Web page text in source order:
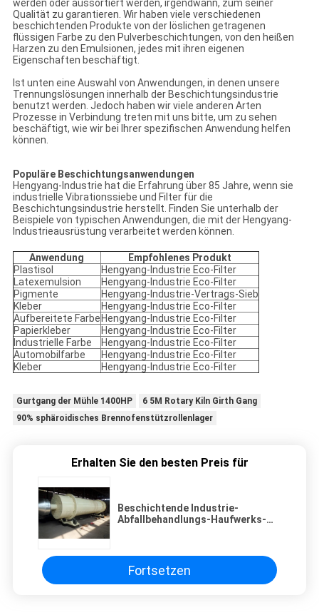
werden oder aussortiert werden, irgendwann, zum seiner
Qualität zu garantieren. Wir haben viele verschiedenen
beschichtenden Produkte von der löslichen getragenen
flüssigen Farbe zu den Pulverbeschichtungen, von den heißen
Harzen zu den Emulsionen, jedes mit ihren eigenen
Eigenschaften beschäftigt.
Ist unten eine Auswahl von Anwendungen, in denen unsere
Trennungslösungen innerhalb der Beschichtungsindustrie
benutzt werden. Jedoch haben wir viele anderen Arten
Prozesse in Verbindung treten mit uns bitte, um zu sehen
beschäftigt, wie wir bei Ihrer spezifischen Anwendung helfen
können.
Populäre Beschichtungsanwendungen
Hengyang-Industrie hat die Erfahrung über 85 Jahre, wenn sie
industrielle Vibrationssiebe und Filter für die
Beschichtungsindustrie herstellt. Finden Sie unterhalb der
Beispiele von typischen Anwendungen, die mit der Hengyang-
Industrieausrüstung verarbeitet werden können.
Anwendung
Empfohlenes Produkt
Plastisol
Hengyang-Industrie Eco-Filter
Latexemulsion
Hengyang-Industrie Eco-Filter
Pigmente
Hengyang-Industrie-Vertrags-Sieb
Kleber
Hengyang-Industrie Eco-Filter
Aufbereitete Farbe Hengyang-Industrie Eco-Filter
Papierkleber
Hengyang-Industrie Eco-Filter
Industrielle Farbe
Hengyang-Industrie Eco-Filter
Automobilfarbe
Hengyang-Industrie Eco-Filter
Kleber
Hengyang-Industrie Eco-Filter
Gurtgang der Mühle 1400HP
6 5M Rotary Kiln Girth Gang
90% sphäroidisches Brennofenstützrollenlager
Erhalten Sie den besten Preis für
Beschichtende Industrie-
Abfallbehandlungs-Haufwerks-
Fortsetzen